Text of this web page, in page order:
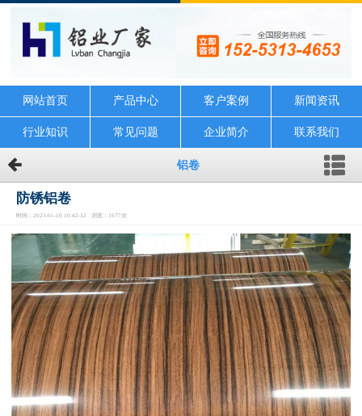
网站首页 产品中心 客户案例 新闻资讯
行业知识 常见问题 企业简介 联系我们
铝卷
防锈铝卷
时间：2023-01-10 10:42:32 浏览：1677次